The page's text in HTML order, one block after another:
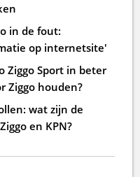
in de fout:
op internetsite'
Ziggo Sport in beter
Ziggo houden?
wat zijn de
en KPN?